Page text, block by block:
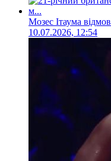
Мозес Ітаума
10.07.2026, 12:54